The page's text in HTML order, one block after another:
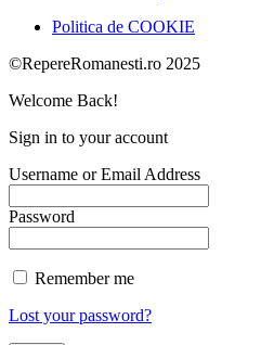
Politica de COOKIE
©RepereRomanesti.ro 2025
Welcome Back!
Sign in to your account
Username or Email Address
Password
Remember me
Lost your password?